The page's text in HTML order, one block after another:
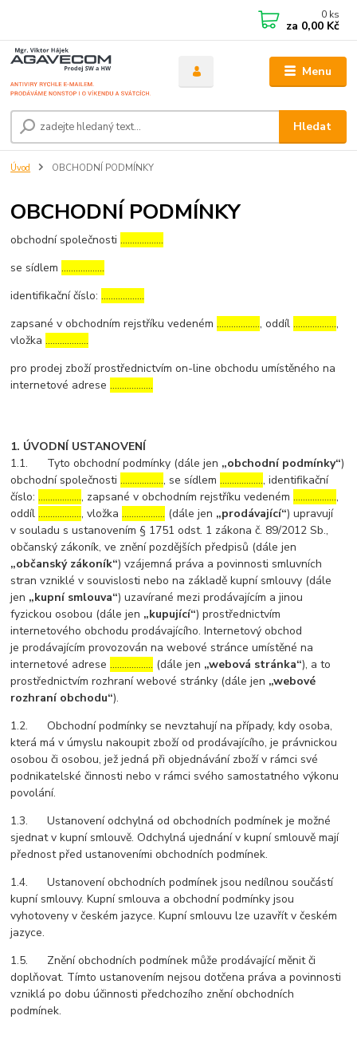
Menu
Hledat
0 ks
za 0,00 Kč
Úvod OBCHODNÍ PODMÍNKY
OBCHODNÍ PODMÍNKY
obchodní společnosti………………
se sídlem………………
identifikační číslo:………………
zapsané v obchodním rejstříku vedeném………………, oddíl………………,
vložka………………
pro prodej zboží prostřednictvím on-line obchodu umístěného na
internetové adrese………………
1. ÚVODNÍ USTANOVENÍ
1.1. Tyto obchodní podmínky (dále jen „obchodní podmínky“)
obchodní společnosti………………, se sídlem………………, identifikační
číslo:………………, zapsané v obchodním rejstříku vedeném………………,
oddíl………………, vložka……………… (dále jen „prodávající“) upravují
v souladu s ustanovením § 1751 odst. 1 zákona č. 89/2012 Sb.,
občanský zákoník, ve znění pozdějších předpisů (dále jen
„občanský zákoník“) vzájemná práva a povinnosti smluvních
stran vzniklé v souvislosti nebo na základě kupní smlouvy (dále
jen „kupní smlouva“) uzavírané mezi prodávajícím a jinou
fyzickou osobou (dále jen „kupující“) prostřednictvím
internetového obchodu prodávajícího. Internetový obchod
je prodávajícím provozován na webové stránce umístěné na
internetové adrese……………… (dále jen „webová stránka“), a to
prostřednictvím rozhraní webové stránky (dále jen „webové
rozhraní obchodu“).
1.2. Obchodní podmínky se nevztahují na případy, kdy osoba,
která má v úmyslu nakoupit zboží od prodávajícího, je právnickou
osobou či osobou, jež jedná při objednávání zboží v rámci své
podnikatelské činnosti nebo v rámci svého samostatného výkonu
povolání.
1.3. Ustanovení odchylná od obchodních podmínek je možné
sjednat v kupní smlouvě. Odchylná ujednání v kupní smlouvě mají
přednost před ustanoveními obchodních podmínek.
1.4. Ustanovení obchodních podmínek jsou nedílnou součástí
kupní smlouvy. Kupní smlouva a obchodní podmínky jsou
vyhotoveny v českém jazyce. Kupní smlouvu lze uzavřít v českém
jazyce.
1.5. Znění obchodních podmínek může prodávající měnit či
doplňovat. Tímto ustanovením nejsou dotčena práva a povinnosti
vzniklá po dobu účinnosti předchozího znění obchodních
podmínek.